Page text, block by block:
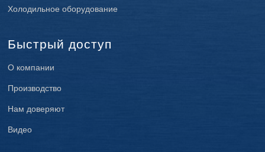
Холодильное оборудование
Быстрый доступ
О компании
Производство
Нам доверяют
Видео